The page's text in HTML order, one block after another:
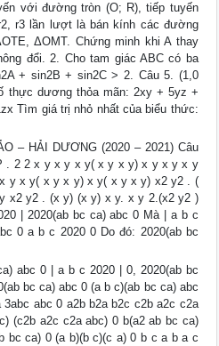
với đường tròn (O; R), tiếp tuyến
r3 lần lượt là bán kính các đường
ΔOMT. Chứng minh khi A thay
đổi. 2. Cho tam giác ABC có ba
+ sin2B + sin2C > 2. Câu 5. (1,0
thực dương thỏa mãn: 2xy + 5yz +
Tìm giá trị nhỏ nhất của biểu thức:
– HẢI DƯƠNG (2020 – 2021) Câu
. 2 2 x y x y x y( x y x y) x y x y x y
y x y( x y x y) x y( x y x y) x2 y2 . (
x2 y2 . (x y) (x y) x y. x y 2.(x2 y2 )
| 2020(ab bc ca) abc 0 Mà | a b c
0 a b c 2020 0 Do đó: 2020(ab bc
abc 0 | a b c 2020 | 0, 2020(ab bc
bc ca) abc 0 (a b c)(ab bc ca) abc
abc 0 a2b b2a b2c c2b a2c c2a
(c2b a2c c2a abc) 0 b(a2 ab bc ca)
bc ca) 0 (a b)(b c)(c a) 0 b c a b a c